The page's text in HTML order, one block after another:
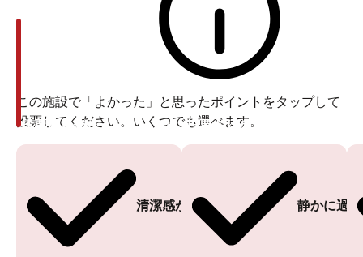
この施設で「よかった」と思ったポイントをタップして
投票してください。いくつでも選べます。
清潔感がある
投票ありがとうございます
静かに過
投票ありがとうございます